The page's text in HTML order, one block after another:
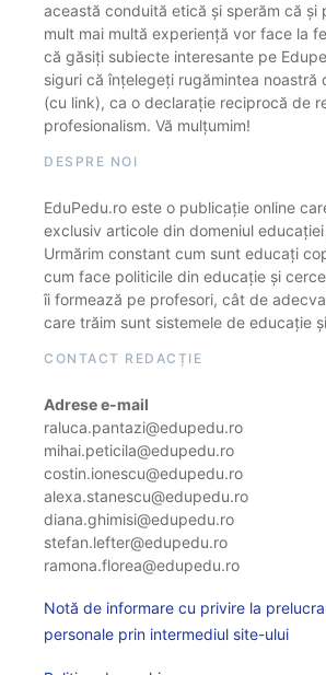
această conduită etică și sperăm că și
mult mai multă experiență vor face la
că găsiți subiecte interesante pe
siguri că înțelegeți rugămintea noastră
(cu link), ca o declarație reciprocă de
profesionalism. Vă mulțumim!
DESPRE NOI
EduPedu.ro este o publicație online
exclusiv articole din domeniul
Urmărim constant cum sunt educați
cum face politicile din educație și
îi formează pe profesori, cât de
care trăim sunt sistemele de educație
CONTACT REDACȚIE
Adrese e-mail
raluca.pantazi@edupedu.ro
mihai.peticila@edupedu.ro
costin.ionescu@edupedu.ro
alexa.stanescu@edupedu.ro
diana.ghimisi@edupedu.ro
stefan.lefter@edupedu.ro
ramona.florea@edupedu.ro
Notă de informare cu privire la
personale prin intermediul site-ului